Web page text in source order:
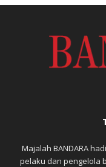
Majalah BANDARA
pelaku dan pengelola